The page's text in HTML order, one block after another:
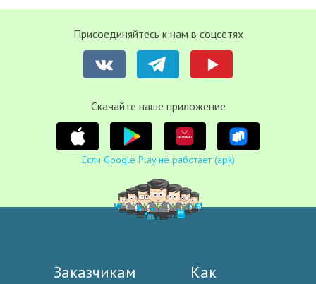
Присоединяйтесь к нам в соцсетях
Cкачайте наше приложение
Если Google Play не работает (apk)
Заказчикам
Как